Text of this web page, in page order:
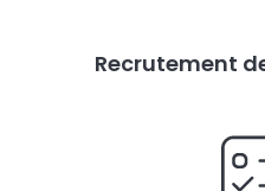
Recrutement